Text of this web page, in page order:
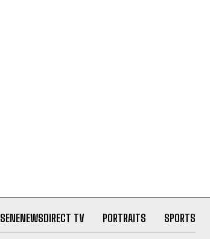
SENENEWSDIRECT TV PORTRAITS SPORTS